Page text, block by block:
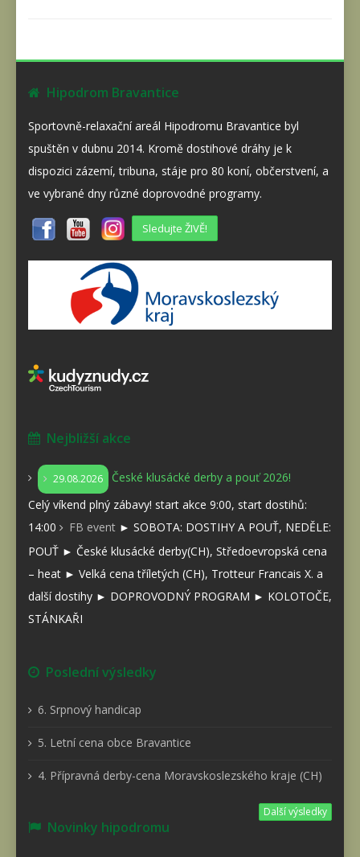
Hipodrom Bravantice
Sportovně-relaxační areál Hipodromu Bravantice byl
spuštěn v dubnu 2014. Kromě dostihové dráhy je k
dispozici zázemí, tribuna, stáje pro 80 koní, občerstvení, a
ve vybrané dny různé doprovodné programy.
Sledujte ŽIVĚ!
Nejbližší akce
29.08.2026
České klusácké derby a pouť 2026!
Celý víkend plný zábavy! start akce 9:00, start dostihů:
14:00
FB event ► SOBOTA: DOSTIHY A POUŤ, NEDĚLE:
POUŤ ► České klusácké derby(CH), Středoevropská cena
– heat ► Velká cena tříletých (CH), Trotteur Francais X. a
další dostihy ► DOPROVODNÝ PROGRAM ► KOLOTOČE,
STÁNKAŘI
Poslední výsledky
6. Srpnový handicap
5. Letní cena obce Bravantice
4. Přípravná derby-cena Moravskoslezského kraje (CH)
Další výsledky
Novinky hipodromu